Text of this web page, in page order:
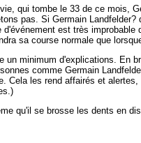
qui tombe le 33 de ce mois,
pas. Si Germain
est très
sa course normale que
un minimum d'explications. En
comme Germain
Cela les rend affairés et
qu'il se brosse les dents en